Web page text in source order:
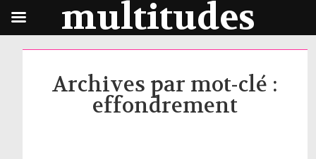
Archives par mot-clé :
effondrement
multitudes